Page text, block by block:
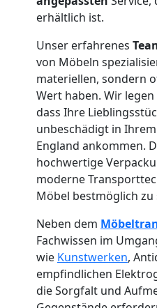
erhältlich ist.
Unser erfahrenes
von Möbeln
materiellen, sondern
Wert haben. Wir
dass Ihre
unbeschädigt in
England ankommen.
hochwertige
moderne
Möbel bestmöglich zu
Neben dem
Fachwissen im
wie Kunstwerken,
empfindlichen
die Sorgfalt und
Wolfsberg
Wolfsberg
Umzug
und
Lagerung
Wolfsberg